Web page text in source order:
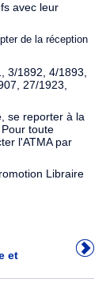
avec leur
de la réception
3/1892, 4/1893,
27/1923,
se reporter à la
toute
l'ATMA par
Libraire
et